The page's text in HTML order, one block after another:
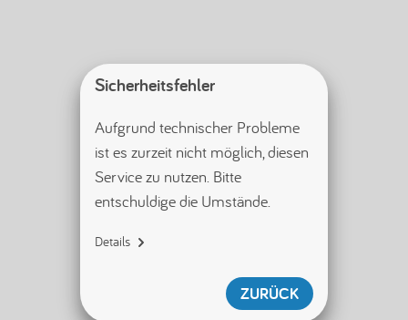
Sicherheitsfehler
Aufgrund technischer Probleme
ist es zurzeit nicht möglich, diesen
Service zu nutzen. Bitte
entschuldige die Umstände.
Details
splayName":"SecurityServiceError",
[error/securityServiceError]","id"
ZURÜCK